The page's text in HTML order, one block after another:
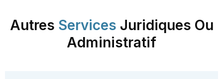
Autres Services Juridiques Ou
Administratif